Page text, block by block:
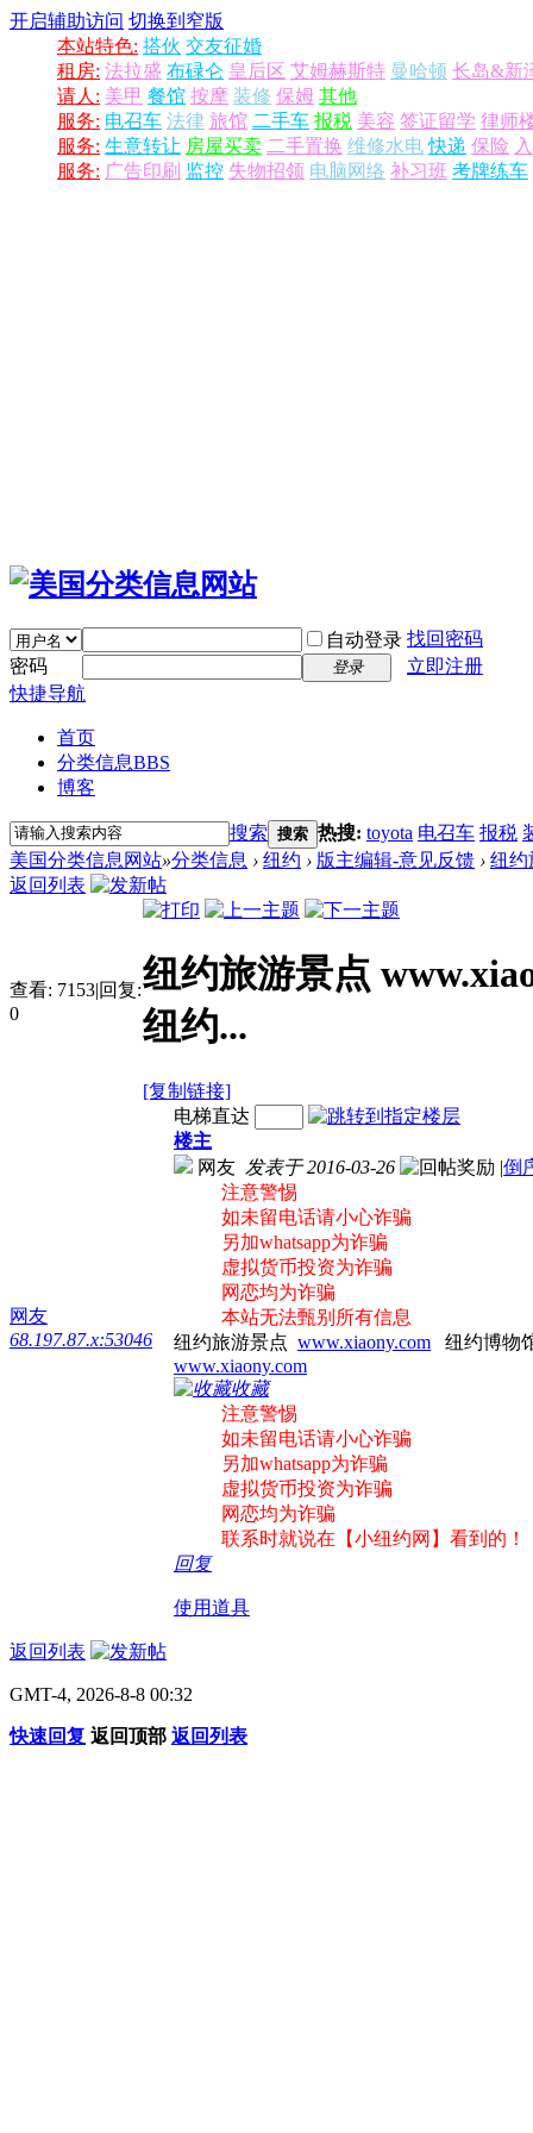
开启辅助访问 切换到窄版
本站特色: 搭伙 交友征婚
租房: 法拉盛 布碌仑 皇后区 艾姆赫斯特 曼哈顿 长岛&新
请人: 美甲 餐馆 按摩 装修 保姆 其他
服务: 电召车 法律 旅馆 二手车 报税 美容 签证留学 律师
服务: 生意转让 房屋买卖 二手置换 维修水电 快递 保险
服务: 广告印刷 监控 失物招领 电脑网络 补习班 考牌练车
自动登录 找回密码
密码
登录
立即注册
快捷导航
首页
分类信息BBS
博客
搜索 搜索 热搜: toyota 电召车 报税
美国分类信息网站»分类信息 › 纽约 › 版主编辑-意见反馈 › 纽约
返回列表
查看: 7153|回复:
0
纽约旅游景点
纽约...
[复制链接]
网友
68.197.87.x:53046
电梯直达
楼主
网友 发表于 2016-03-26 |倒
注意警惕
如未留电话请小心诈骗
另加whatsapp为诈骗
虚拟货币投资为诈骗
网恋均为诈骗
本站无法甄别所有信息
纽约旅游景点 www.xiaony.com 纽约博物
www.xiaony.com
收藏
注意警惕
如未留电话请小心诈骗
另加whatsapp为诈骗
虚拟货币投资为诈骗
网恋均为诈骗
联系时就说在【小纽约网】看到的！
回复
使用道具
返回列表
GMT-4, 2026-8-8 00:32
快速回复 返回顶部 返回列表